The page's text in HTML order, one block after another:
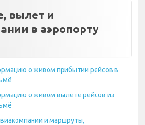
вылет и
в аэропорту
о живом прибытии рейсов в
о живом вылете рейсов из
и маршруты,